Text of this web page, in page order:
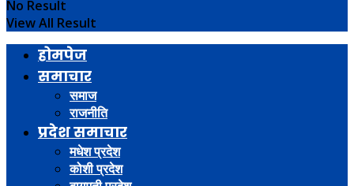
No Result
View All Result
होमपेज
समाचार
समाज
राजनीति
प्रदेश समाचार
मधेश प्रदेश
कोशी प्रदेश